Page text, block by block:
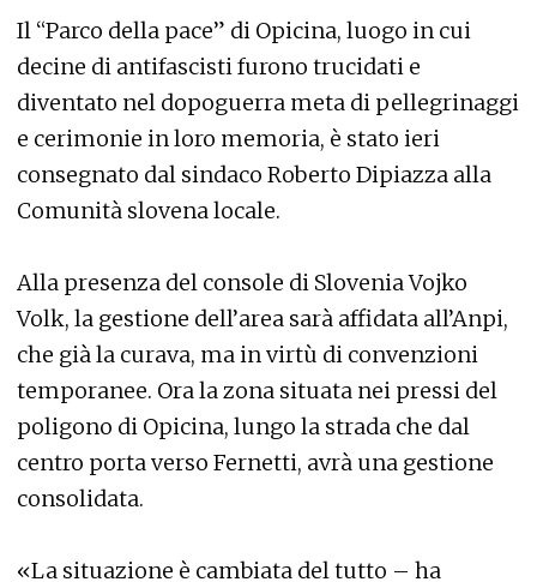
Il “Parco della pace” di Opicina, luogo in cui
decine di antifascisti furono trucidati e
diventato nel dopoguerra meta di pellegrinaggi
e cerimonie in loro memoria, è stato ieri
consegnato dal sindaco Roberto Dipiazza alla
Comunità slovena locale.
Alla presenza del console di Slovenia Vojko
Volk, la gestione dell’area sarà affidata all’Anpi,
che già la curava, ma in virtù di convenzioni
temporanee. Ora la zona situata nei pressi del
poligono di Opicina, lungo la strada che dal
centro porta verso Fernetti, avrà una gestione
consolidata.
«La situazione è cambiata del tutto – ha